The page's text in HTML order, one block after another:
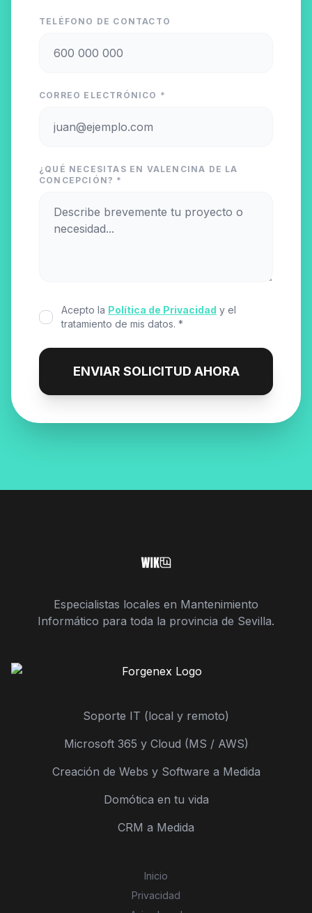
TELÉFONO DE CONTACTO
CORREO ELECTRÓNICO *
¿QUÉ NECESITAS EN VALENCINA DE LA
CONCEPCIÓN? *
Acepto la Política de Privacidad y el
tratamiento de mis datos. *
ENVIAR SOLICITUD AHORA
Especialistas locales en Mantenimiento
Informático para toda la provincia de Sevilla.
Soporte IT (local y remoto)
Microsoft 365 y Cloud (MS / AWS)
Creación de Webs y Software a Medida
Domótica en tu vida
CRM a Medida
Inicio
Privacidad